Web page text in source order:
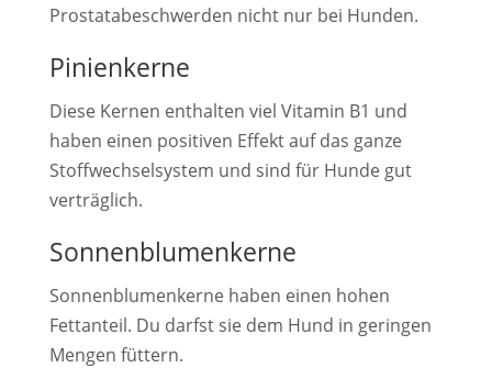
Prostatabeschwerden nicht nur bei Hunden.
Pinienkerne
Diese Kernen enthalten viel Vitamin B1 und
haben einen positiven Effekt auf das ganze
Stoffwechselsystem und sind für Hunde gut
verträglich.
Sonnenblumenkerne
Sonnenblumenkerne haben einen hohen
Fettanteil. Du darfst sie dem Hund in geringen
Mengen füttern.